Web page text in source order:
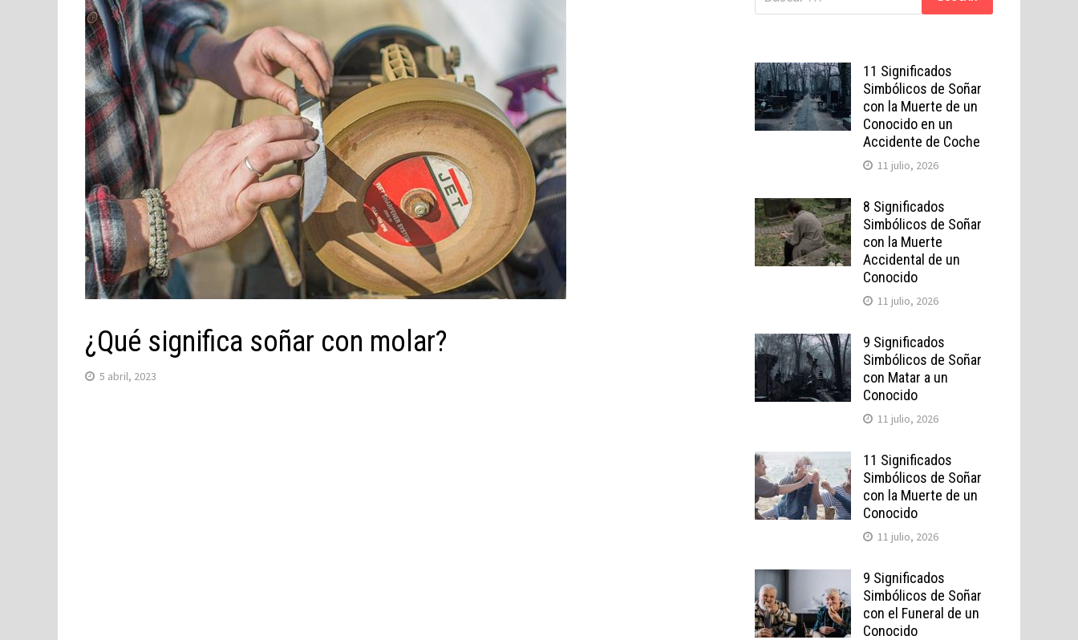
¿Qué significa soñar con molar?
5 abril, 2023
11 Significados
Simbólicos de Soñar
con la Muerte de un
Conocido en un
Accidente de Coche
11 julio, 2026
8 Significados
Simbólicos de Soñar
con la Muerte
Accidental de un
Conocido
11 julio, 2026
9 Significados
Simbólicos de Soñar
con Matar a un
Conocido
11 julio, 2026
11 Significados
Simbólicos de Soñar
con la Muerte de un
Conocido
11 julio, 2026
9 Significados
Simbólicos de Soñar
con el Funeral de un
Conocido